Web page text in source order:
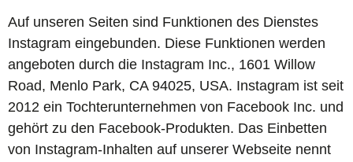
Auf unseren Seiten sind Funktionen des Dienstes
Instagram eingebunden. Diese Funktionen werden
angeboten durch die Instagram Inc., 1601 Willow
Road, Menlo Park, CA 94025, USA. Instagram ist seit
2012 ein Tochterunternehmen von Facebook Inc. und
gehört zu den Facebook-Produkten. Das Einbetten
von Instagram-Inhalten auf unserer Webseite nennt